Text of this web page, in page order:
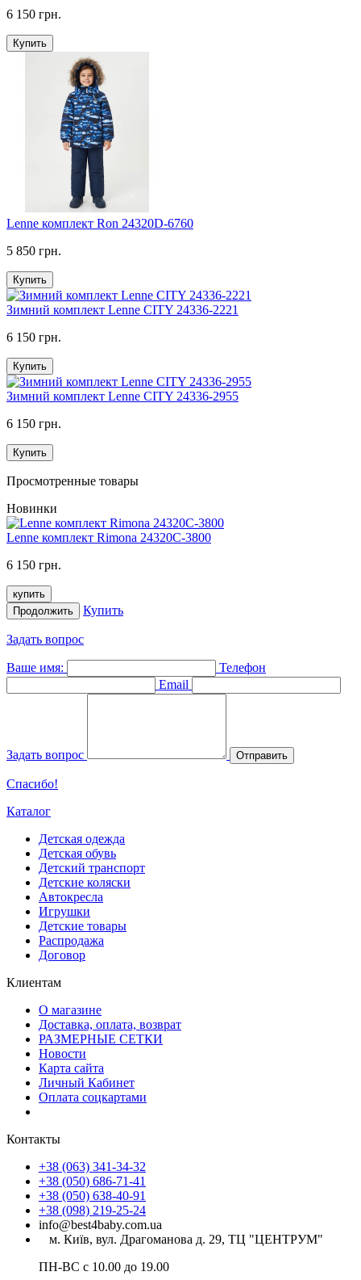
6 150 грн.
Купить
Lenne комплект Ron 24320D-6760
5 850 грн.
Купить
Зимний комплект Lenne CITY 24336-2221
6 150 грн.
Купить
Зимний комплект Lenne CITY 24336-2955
6 150 грн.
Купить
Просмотренные товары
Новинки
Lenne комплект Rimona 24320C-3800
6 150 грн.
купить
Продолжить
Купить
Задать вопрос
Ваше имя:
Телефон
Email
Задать вопрос Отправить
Спасибо!
Каталог
Детская одежда
Детская обувь
Детский транспорт
Детские коляски
Автокресла
Игрушки
Детские товары
Распродажа
Договор
Клиентам
О магазине
Доставка, оплата, возврат
РАЗМЕРНЫЕ СЕТКИ
Новости
Карта сайта
Личный Кабинет
Оплата соцкартами
Контакты
+38 (063) 341-34-32
+38 (050) 686-71-41
+38 (050) 638-40-91
+38 (098) 219-25-24
info@best4baby.com.ua
м. Київ, вул. Драгоманова д. 29, ТЦ "ЦЕНТРУМ"
ПН-ВС с 10.00 до 19.00